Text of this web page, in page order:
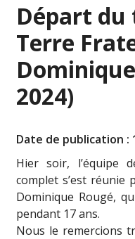
Départ du
Terre
2024)
Date de publication :
Hier soir, l’équipe
complet s’est
Dominique Rougé,
pendant 17 ans.
Nous le remercions